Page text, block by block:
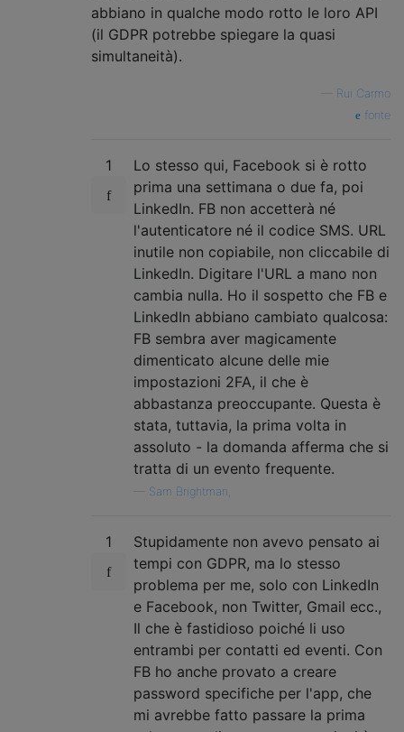
abbiano in qualche modo rotto le loro API
(il GDPR potrebbe spiegare la quasi
simultaneità).
Rui Carmo
fonte
1
Lo stesso qui, Facebook si è rotto
prima una settimana o due fa, poi
LinkedIn. FB non accetterà né
l'autenticatore né il codice SMS. URL
inutile non copiabile, non cliccabile di
LinkedIn. Digitare l'URL a mano non
cambia nulla. Ho il sospetto che FB e
LinkedIn abbiano cambiato qualcosa:
FB sembra aver magicamente
dimenticato alcune delle mie
impostazioni 2FA, il che è
abbastanza preoccupante. Questa è
stata, tuttavia, la prima volta in
assoluto - la domanda afferma che si
tratta di un evento frequente.
Sam Brightman,
1
Stupidamente non avevo pensato ai
tempi con GDPR, ma lo stesso
problema per me, solo con LinkedIn
e Facebook, non Twitter, Gmail ecc.,
Il che è fastidioso poiché li uso
entrambi per contatti ed eventi. Con
FB ho anche provato a creare
password specifiche per l'app, che
mi avrebbe fatto passare la prima